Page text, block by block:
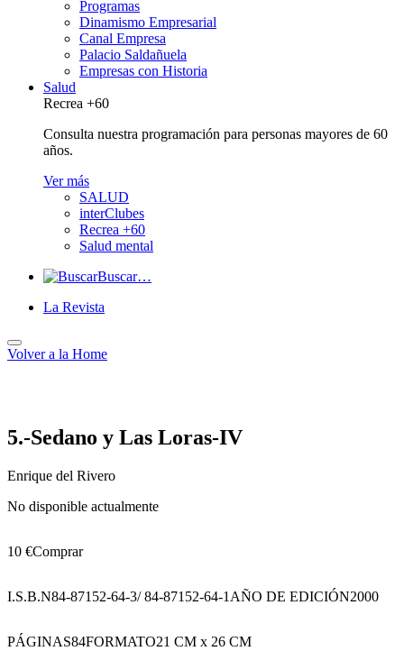
Programas
Dinamismo Empresarial
Canal Empresa
Palacio Saldañuela
Empresas con Historia
Salud
Recrea +60
Consulta nuestra programación para personas mayores de 60
años.
Ver más
SALUD
interClubes
Recrea +60
Salud mental
Buscar…
La Revista
Volver a la Home
5.-Sedano y Las Loras-IV
Enrique del Rivero
No disponible actualmente
10 €Comprar
I.S.B.N84-87152-64-3/ 84-87152-64-1 AÑO DE EDICIÓN2000
PÁGINAS84FORMATO21 CM x 26 CM